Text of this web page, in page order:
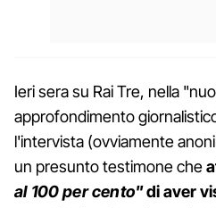
Ieri sera su Rai Tre, nella
approfondimento
l'intervista (ovviamente
un presunto testimone che
al 100 per cento"di aver